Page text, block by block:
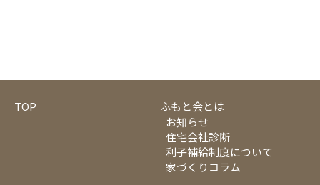
TOP
ふもと会とは
お知らせ
住宅会社診断
利子補給制度について
家づくりコラム